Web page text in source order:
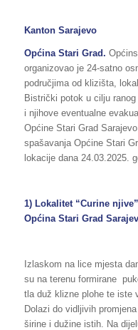
Kanton Sarajevo
Općina Stari Grad.
organizovao je 24-satno
područjima od klizišta,
Bistrički potok u cilju
i njihove eventualne
Općine Stari Grad
spašavanja Općine Stari
lokacije dana 24.03.2025.
1) Lokalitet “Curine
Općina Stari Grad
Izlaskom na lice mjesta
su na terenu formirane
tla duž klizne plohe te iste
Dolazi do vidljivih
širine i dužine istih. Na